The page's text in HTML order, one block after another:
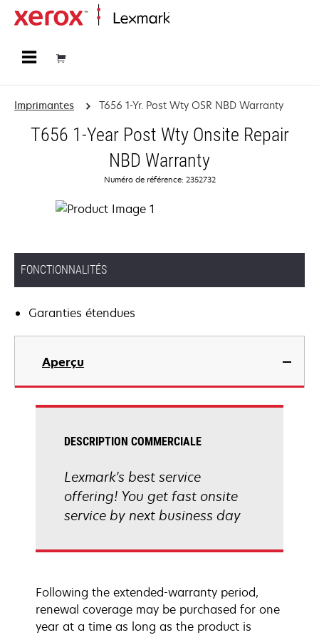
Imprimantes T656 1-Yr. Post Wty OSR NBD Warranty
T656 1-Year Post Wty Onsite Repair
NBD Warranty
Numéro de référence: 2352732
FONCTIONNALITÉS
Garanties étendues
Aperçu
DESCRIPTION COMMERCIALE
Lexmark's best service
offering! You get fast onsite
service by next business day
Following the extended-warranty period,
renewal coverage may be purchased for one
year at a time as long as the product is